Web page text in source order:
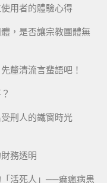
用者的體驗心得
，是否讓宗教團體無
釐清流言蜚語吧！
刑人的鐵窗時光
務透明
「活死人」──痲瘋病患